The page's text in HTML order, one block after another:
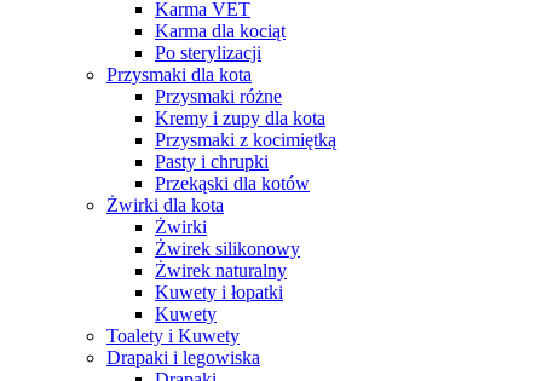
Karma VET
Karma dla kociąt
Po sterylizacji
Przysmaki dla kota
Przysmaki różne
Kremy i zupy dla kota
Przysmaki z kocimiętką
Pasty i chrupki
Przekąski dla kotów
Żwirki dla kota
Żwirki
Żwirek silikonowy
Żwirek naturalny
Kuwety i łopatki
Kuwety
Toalety i Kuwety
Drapaki i legowiska